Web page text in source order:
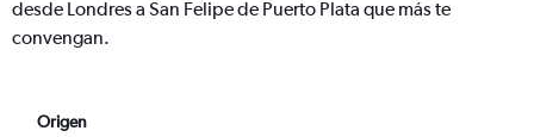
desde Londres a San Felipe de Puerto Plata que más te
convengan.
Origen